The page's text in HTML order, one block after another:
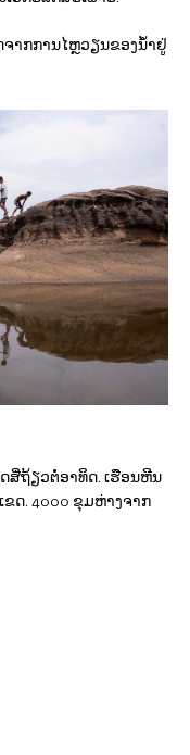
າກການໄຫຼວຽນຂອງນໍ້າຢູ່
ສີ່ຖ້ຽວຕໍ່ອາທິດ. ເຮືອນຫີນ
ຂດ. 4000 ຂຸມຫ່າງຈາກ